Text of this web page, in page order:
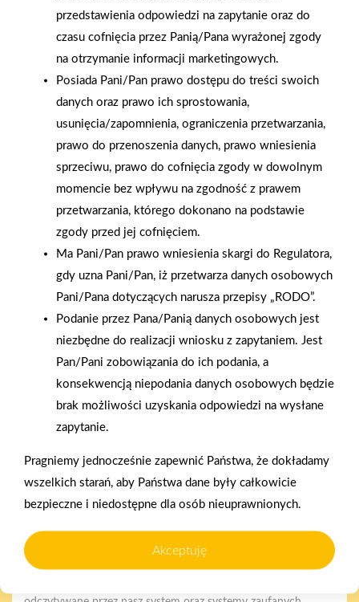
rzecz gastroenterologii
dziecięcej
otwarciem po
rebrandingu
2025-12-31
Otwarcie sklepu PSB
Mrówka w Wyrzysku
Gwarancja jakości
Zakupy w systemie
przedstawienia odpowiedzi na zapytanie oraz do
czasu cofnięcia przez Panią/Pana wyrażonej zgody
na otrzymanie informacji marketingowych.
Posiada Pani/Pan prawo dostępu do treści swoich
danych oraz prawo ich sprostowania,
usunięcia/zapomnienia, ograniczenia przetwarzania,
prawo do przenoszenia danych, prawo wniesienia
sprzeciwu, prawo do cofnięcia zgody w dowolnym
momencie bez wpływu na zgodność z prawem
przetwarzania, którego dokonano na podstawie
zgody przed jej cofnięciem.
Ma Pani/Pan prawo wniesienia skargi do Regulatora,
gdy uzna Pani/Pan, iż przetwarza danych osobowych
Pani/Pana dotyczących narusza przepisy „RODO”.
Podanie przez Pana/Panią danych osobowych jest
niezbędne do realizacji wniosku z zapytaniem. Jest
Pan/Pani zobowiązania do ich podania, a
konsekwencją niepodania danych osobowych będzie
brak możliwości uzyskania odpowiedzi na wysłane
zapytanie.
Pragniemy jednocześnie zapewnić Państwa, że dokładamy
wszelkich starań, aby Państwa dane były całkowicie
bezpieczne i niedostępne dla osób nieuprawnionych.
Akceptuję
Polityka plików cookies
Nasz serwis internetowy wykorzystuje pliki cookies w celu
zapewnienia prawidłowego działania strony, poprawy komfortu
użytkowania oraz analizy ruchu na stronie.
Cookies to niewielkie pliki tekstowe zapisywane na urządzeniu
użytkownika (komputerze, tablecie, smartfonie) podczas